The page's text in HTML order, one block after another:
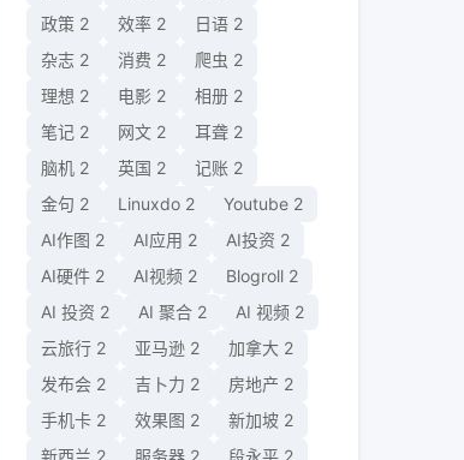
政策 2 效率 2 日语 2
杂志 2 消费 2 爬虫 2
理想 2 电影 2 相册 2
笔记 2 网文 2 耳聋 2
脑机 2 英国 2 记账 2
金句 2 Linuxdo 2 Youtube 2
AI作图 2 AI应用 2 AI投资 2
AI硬件 2 AI视频 2 Blogroll 2
AI 投资 2 AI 聚合 2 AI 视频 2
云旅行 2 亚马逊 2 加拿大 2
发布会 2 吉卜力 2 房地产 2
手机卡 2 效果图 2 新加坡 2
新西兰 2 服务器 2 段永平 2